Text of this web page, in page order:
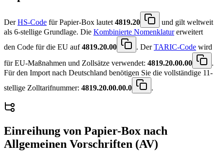
DerHS-Code für Papier-Box lautet4819.20
und gilt weltweit
als 6-stellige Grundlage. Die Kombinierte Nomenklaturerweitert
den Code für die EU auf4819.20.00 . DerTARIC-Code wird
für EU-Maßnahmen und Zollsätze verwendet: 4819.20.00.00
.
Für den Import nach Deutschland benötigen Sie die vollständige 11-
stellige Zolltarifnummer: 4819.20.00.00.0 .
Einreihung von Papier-Box nach
Allgemeinen Vorschriften (AV)